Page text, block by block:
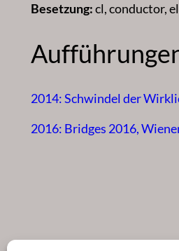
Besetzung:cl, conductor,
2014: Schwindel der
2016: Bridges 2016,